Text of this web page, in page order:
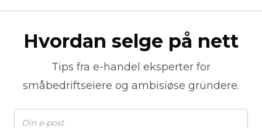
Hvordan selge på nett
Tips fra e-handel eksperter for
småbedriftseiere og ambisiøse gründere.